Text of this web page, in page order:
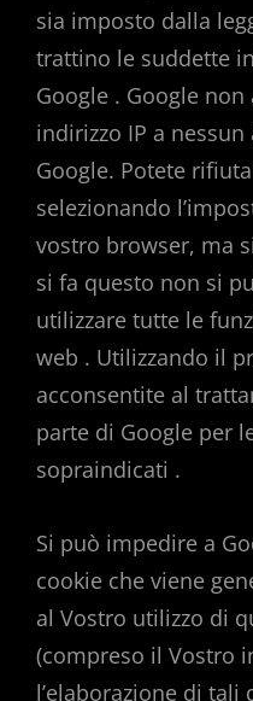
sia imposto dalla
trattino le suddette
Google . Google
indirizzo IP a
Google. Potete
selezionando
vostro browser, ma
si fa questo non si
utilizzare tutte le
web . Utilizzando il
acconsentite al
parte di Google per
sopraindicati .
Si può impedire a
cookie che viene
al Vostro utilizzo di
(compreso il Vostro
l’elaborazione di tali